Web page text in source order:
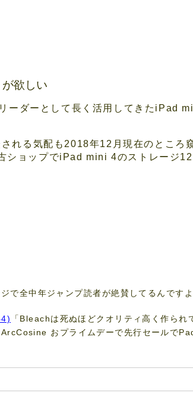
欲しい
ーダーとして長く活用してきたiPad
れる気配も2018年12月現在のところ
ショップでiPad mini 4のストレージ
ジで全中年ジャンプ読者が絶賛してるんで
「Bleachは死ぬほどクオリティ高く作られ
ArcCosine おプライムデーで先行セールで